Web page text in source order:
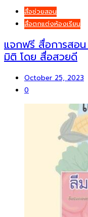
สื่อช่วยสอน
สื่อตกแต่งห้องเรียน
แจกฟรี สื่อการสอ
มิติ โดย สื่อสวยดี
October 25, 2023
0